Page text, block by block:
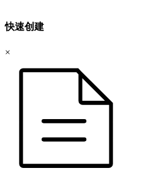
快速创建
×